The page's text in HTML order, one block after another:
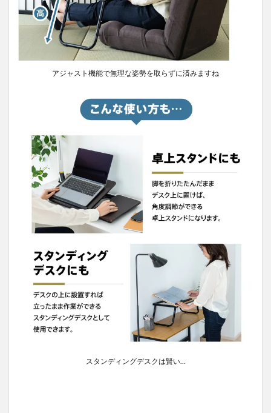
アジャスト機能で無理な姿勢を取らずに済みますね
スタンディングデスクは賢い…